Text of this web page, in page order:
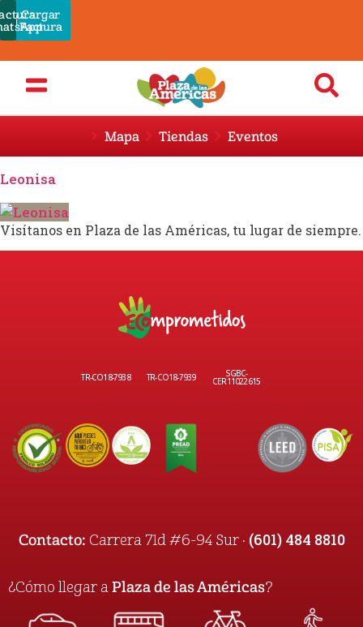
Pagar
Admin
Cargar
Factura
Mapa Tiendas Eventos
Leonisa
Visítanos en Plaza de las Américas, tu lugar de siempre.
TR-CO18-7938 TR-CO18-7939 SGBC-
CER11022615
Contacto: Carrera 71d #6-94 Sur · (601) 484 8810
¿Cómo llegar a Plaza de las Américas?